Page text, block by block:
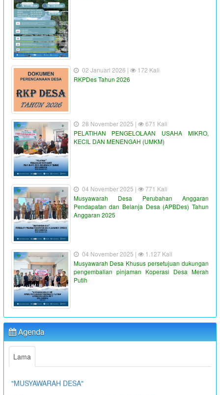
02 Januari 2026 |
172 Kali
RKPDes Tahun 2026
28 November 2025 |
671 Kali
PELATIHAN PENGELOLAAN USAHA MIKRO,
KECIL DAN MENENGAH (UMKM)
04 November 2025 |
771 Kali
Musyawarah Desa Perubahan Anggaran
Pendapatan dan Belanja Desa (APBDes) Tahun
Anggaran 2025
04 November 2025 |
1.127 Kali
Musyawarah Desa Khusus persetujuan dukungan
pengembalian pinjaman Koperasi Desa Merah
Putih
Agenda
Lama
"PENYALURAN BLT-DD TAHUN ANGGARAN 2023"
Waktu : 19 Juni 2023 16:36:38
Lokasi
Koordinator
"MUSYAWARAH DESA"
Waktu